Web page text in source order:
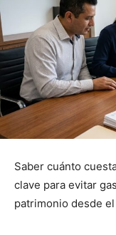
Saber cuánto
clave para evitar
patrimonio desde